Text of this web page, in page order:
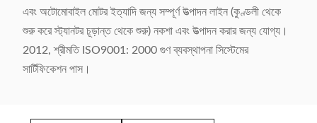
এবং অটোমোবাইল মোটর ইত্যাদি জন্য সম্পূর্ণ উত্পাদন লাইন (কুণ্ডলী থেকে
শুরু করে স্ট্যানটর চূড়ান্ত থেকে শুরু) নকশা এবং উত্পাদন করার জন্য যোগ্য।
2012, শ্রীমতি ISO9001: 2000 গুণ ব্যবস্থাপনা সিস্টেমের
সার্টিফিকেশন পাস।